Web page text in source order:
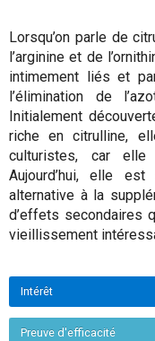
Lorsqu’on parle de
l’arginine et de
intimement liés et
l’élimination de
Initialement
riche en citrulline,
culturistes, car
Aujourd’hui, elle
alternative à la
d’effets secondaires
vieillissement
Intérêt
Preuve d'efficacité